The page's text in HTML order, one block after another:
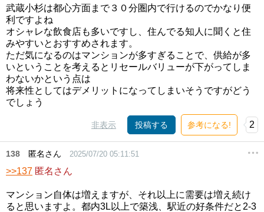
武蔵小杉は都心方面まで３０分圏内で行けるのでかなり便
利ですよね
オシャレな飲食店も多いですし、住んでる知人に聞くと住
みやすいとおすすめされます。
ただ気になるのはマンションが多すぎることで、供給が多
いということを考えるとリセールバリューが下がってしま
わないかという点は
将来性としてはデメリットになってしまいそうですがどう
でしょう
非表示 投稿する 参考になる! 2
138 匿名さん 2025/07/20 05:11:51
>>137 匿名さん
マンション自体は増えますが、それ以上に需要は増え続け
ると思いますよ。都内3L以上で築浅、駅近の好条件だと2-3